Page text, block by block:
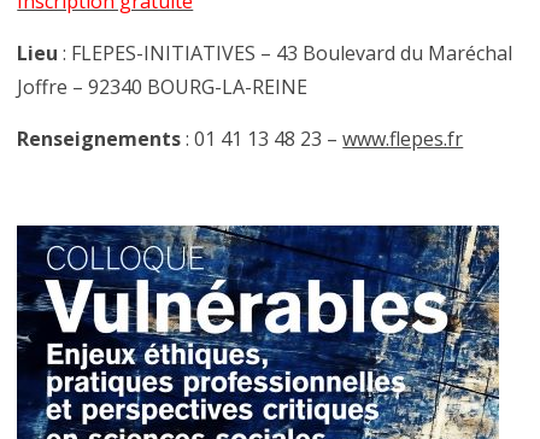
Lieu : FLEPES-INITIATIVES – 43 Boulevard du Maréchal
Joffre – 92340 BOURG-LA-REINE
Renseignements: 01 41 13 48 23 –www.flepes.fr